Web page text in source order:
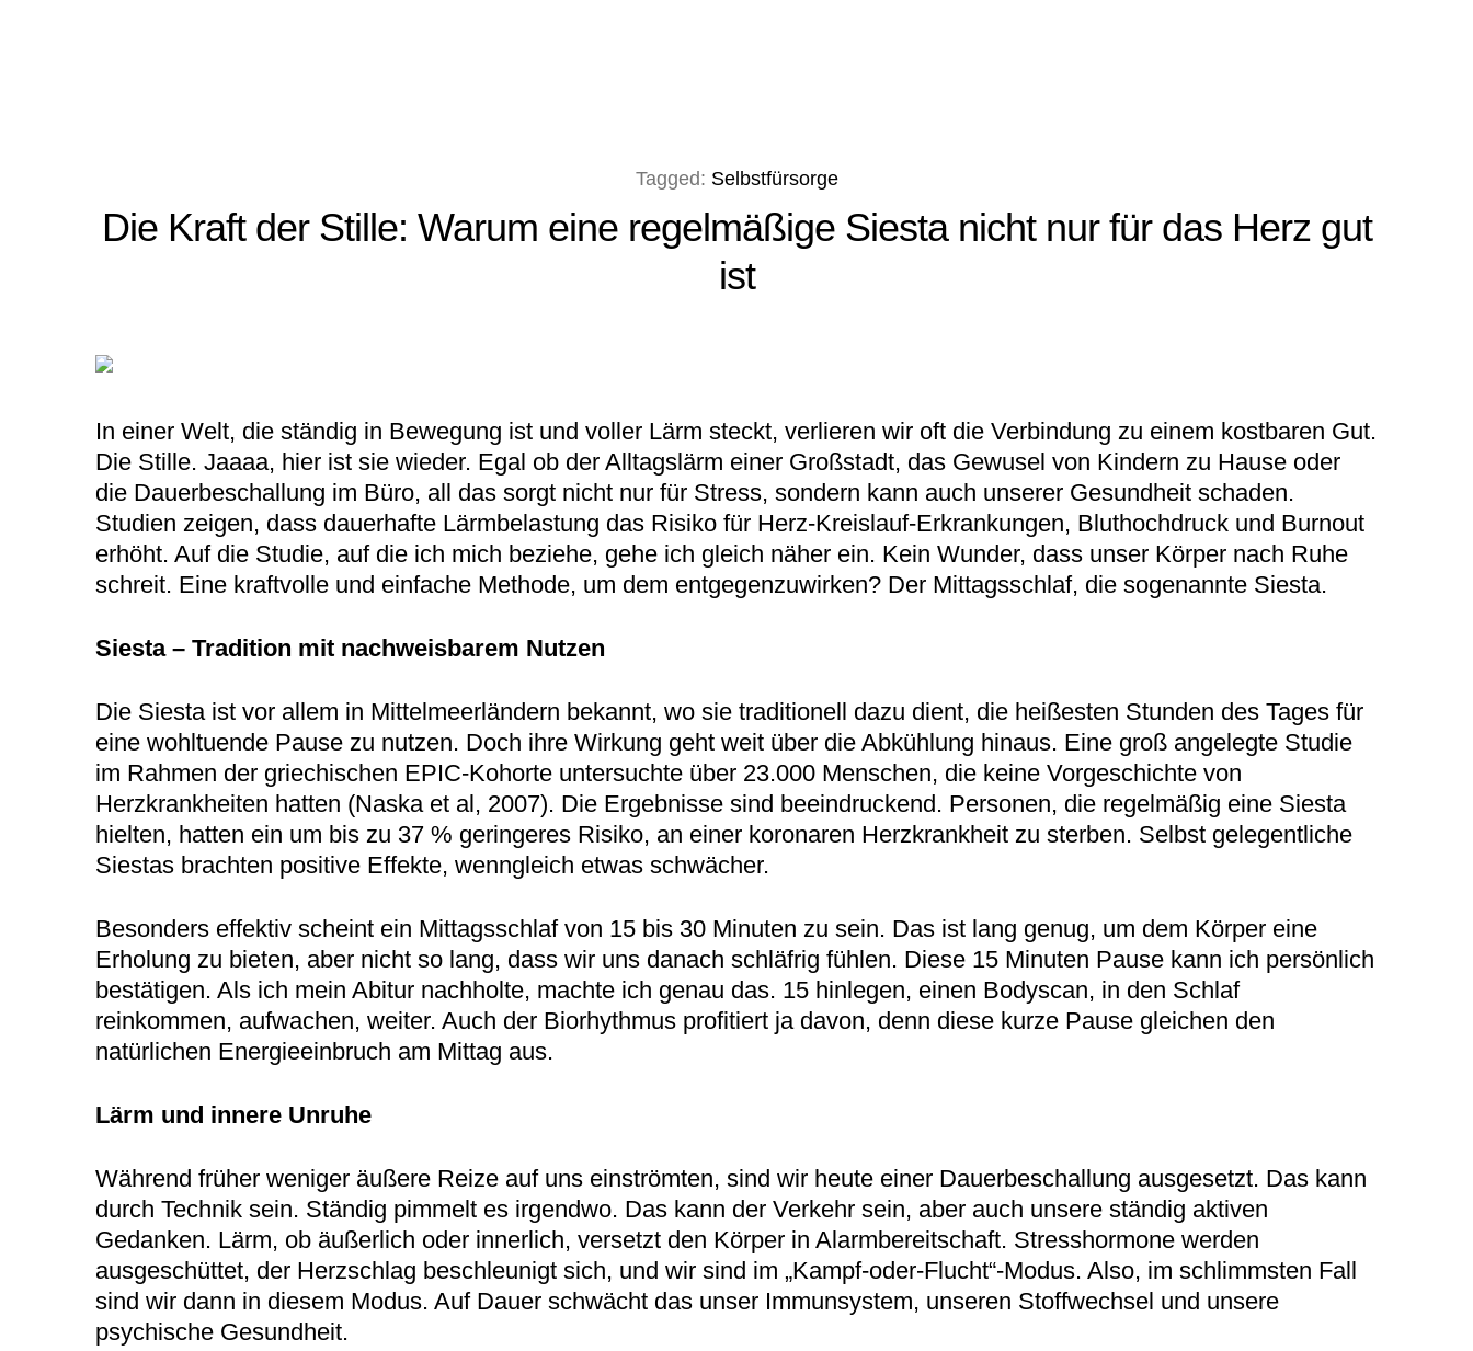
Tagged: Selbstfürsorge
Die Kraft der Stille: Warum eine regelmäßige Siesta nicht nur für das Herz gut
ist
In einer Welt, die ständig in Bewegung ist und voller Lärm steckt, verlieren wir oft die Verbindung zu einem kostbaren Gut.
Die Stille. Jaaaa, hier ist sie wieder. Egal ob der Alltagslärm einer Großstadt, das Gewusel von Kindern zu Hause oder
die Dauerbeschallung im Büro, all das sorgt nicht nur für Stress, sondern kann auch unserer Gesundheit schaden.
Studien zeigen, dass dauerhafte Lärmbelastung das Risiko für Herz-Kreislauf-Erkrankungen, Bluthochdruck und Burnout
erhöht. Auf die Studie, auf die ich mich beziehe, gehe ich gleich näher ein. Kein Wunder, dass unser Körper nach Ruhe
schreit. Eine kraftvolle und einfache Methode, um dem entgegenzuwirken? Der Mittagsschlaf, die sogenannte Siesta.
Siesta – Tradition mit nachweisbarem Nutzen
Die Siesta ist vor allem in Mittelmeerländern bekannt, wo sie traditionell dazu dient, die heißesten Stunden des Tages für
eine wohltuende Pause zu nutzen. Doch ihre Wirkung geht weit über die Abkühlung hinaus. Eine groß angelegte Studie
im Rahmen der griechischen EPIC-Kohorte untersuchte über 23.000 Menschen, die keine Vorgeschichte von
Herzkrankheiten hatten (Naska et al, 2007). Die Ergebnisse sind beeindruckend. Personen, die regelmäßig eine Siesta
hielten, hatten ein um bis zu 37 % geringeres Risiko, an einer koronaren Herzkrankheit zu sterben. Selbst gelegentliche
Siestas brachten positive Effekte, wenngleich etwas schwächer.
Besonders effektiv scheint ein Mittagsschlaf von 15 bis 30 Minuten zu sein. Das ist lang genug, um dem Körper eine
Erholung zu bieten, aber nicht so lang, dass wir uns danach schläfrig fühlen. Diese 15 Minuten Pause kann ich persönlich
bestätigen. Als ich mein Abitur nachholte, machte ich genau das. 15 hinlegen, einen Bodyscan, in den Schlaf
reinkommen, aufwachen, weiter. Auch der Biorhythmus profitiert ja davon, denn diese kurze Pause gleichen den
natürlichen Energieeinbruch am Mittag aus.
Lärm und innere Unruhe
Während früher weniger äußere Reize auf uns einströmten, sind wir heute einer Dauerbeschallung ausgesetzt. Das kann
durch Technik sein. Ständig pimmelt es irgendwo. Das kann der Verkehr sein, aber auch unsere ständig aktiven
Gedanken. Lärm, ob äußerlich oder innerlich, versetzt den Körper in Alarmbereitschaft. Stresshormone werden
ausgeschüttet, der Herzschlag beschleunigt sich, und wir sind im „Kampf-oder-Flucht“-Modus. Also, im schlimmsten Fall
sind wir dann in diesem Modus. Auf Dauer schwächt das unser Immunsystem, unseren Stoffwechsel und unsere
psychische Gesundheit.